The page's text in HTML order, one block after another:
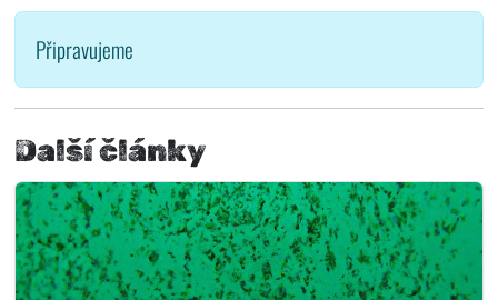
Připravujeme
Další články